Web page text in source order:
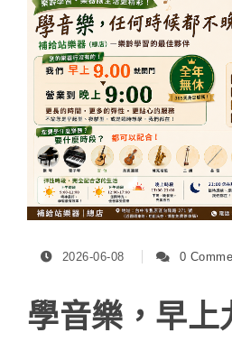
2026-06-08 0
學音樂，早上